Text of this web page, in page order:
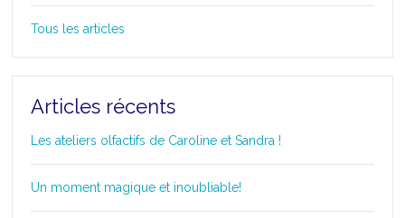
Tous les articles
Articles récents
Les ateliers olfactifs de Caroline et Sandra !
Un moment magique et inoubliable!